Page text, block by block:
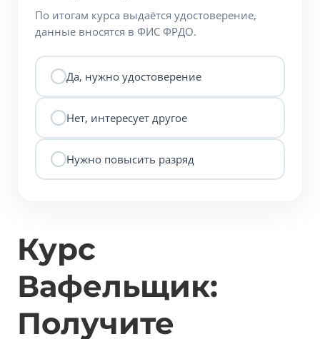
По итогам курса выдаётся удостоверение,
данные вносятся в ФИС ФРДО.
Да, нужно удостоверение
Нет, интересует другое
Нужно повысить разряд
Курс
Вафельщик:
Получите